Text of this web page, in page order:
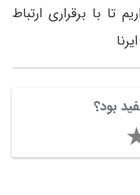
تا با برقراری ارتباط
بود؟